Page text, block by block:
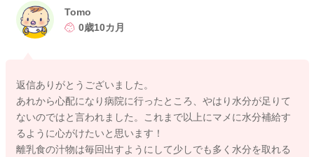
また調理に少量の油分を使われることも良いかと思います。
よかったら参考になさってみてください。
どうぞよろしくおねがいします。
Tomo
0歳10カ月
返信ありがとうございました。
あれから心配になり病院に行ったところ、やはり水分が足りて
ないのではと言われました。これまで以上にマメに水分補給す
るように心がけたいと思います！
離乳食の汁物は毎回出すようにして少しでも多く水分を取れる